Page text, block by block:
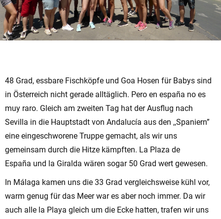
48 Grad, essbare Fischköpfe und Goa Hosen für Babys sind
in Österreich nicht gerade alltäglich. Pero en españa no es
muy raro. Gleich am zweiten Tag hat der Ausflug nach
Sevilla in die Hauptstadt von Andalucía aus den ,,Spaniern”
eine eingeschworene Truppe gemacht, als wir uns
gemeinsam durch die Hitze kämpften. La Plaza de
España und la Giralda wären sogar 50 Grad wert gewesen.
In Málaga kamen uns die 33 Grad vergleichsweise kühl vor,
warm genug für das Meer war es aber noch immer. Da wir
auch alle la Playa gleich um die Ecke hatten, trafen wir uns